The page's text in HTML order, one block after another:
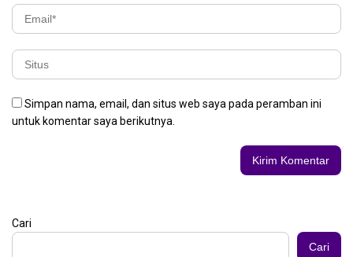
Simpan nama, email, dan situs web saya pada peramban ini
untuk komentar saya berikutnya.
Cari
Cari